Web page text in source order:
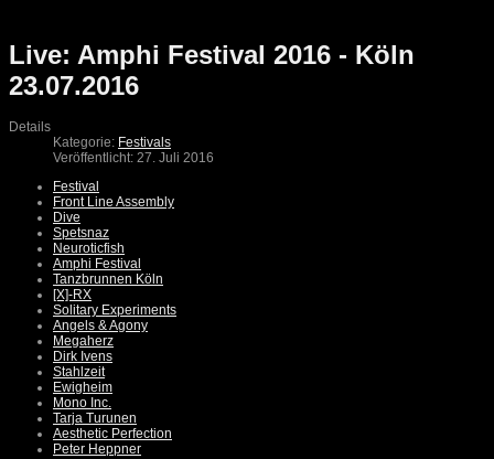
Live: Amphi Festival 2016 - Köln
23.07.2016
Details
Kategorie: Festivals
Veröffentlicht: 27. Juli 2016
Festival
Front Line Assembly
Dive
Spetsnaz
Neuroticfish
Amphi Festival
Tanzbrunnen Köln
[X]-RX
Solitary Experiments
Angels & Agony
Megaherz
Dirk Ivens
Stahlzeit
Ewigheim
Mono Inc.
Tarja Turunen
Aesthetic Perfection
Peter Heppner